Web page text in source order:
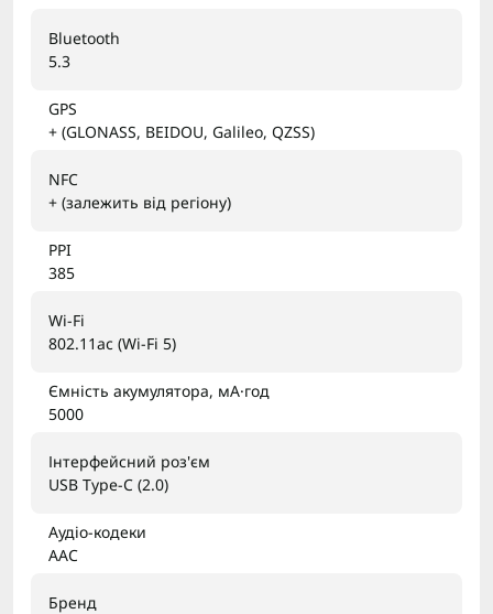
Bluetooth
5.3
GPS
+ (GLONASS, BEIDOU, Galileo, QZSS)
NFC
+ (залежить від регіону)
PPI
385
Wi-Fi
802.11ac (Wi-Fi 5)
Ємність акумулятора, мА·год
5000
Інтерфейсний роз'єм
USB Type-C (2.0)
Аудіо-кодеки
AAC
Бренд